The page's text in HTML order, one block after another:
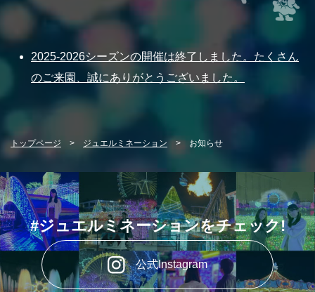
スペシャルスポット
噴水ショー
フード・グッズ
ジュエルミネーションとは
照明デザイナー石井幹子
園内マップ よくある質問
2025-2026シーズンの開催は終了しました。たくさん
のご来園、誠にありがとうございました。
トップページ ジュエルミネーション お知らせ
#ジュエルミネーションをチェック!
公式Instagram